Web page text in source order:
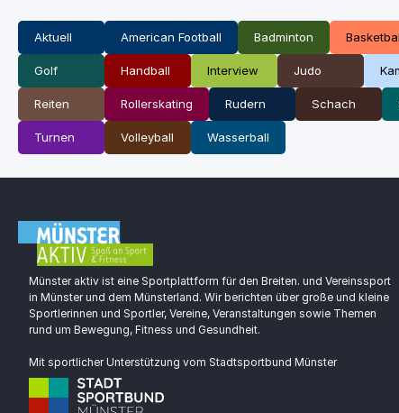
Aktuell American Football Badminton
Golf Handball Interview Judo
Reiten Rollerskating Rudern Schach
Turnen Volleyball Wasserball
Münster aktiv ist eine Sportplattform für den Breiten. und Vereinssport
in Münster und dem Münsterland. Wir berichten über große und kleine
Sportlerinnen und Sportler, Vereine, Veranstaltungen sowie Themen
rund um Bewegung, Fitness und Gesundheit.
Mit sportlicher Unterstützung vom Stadtsportbund Münster